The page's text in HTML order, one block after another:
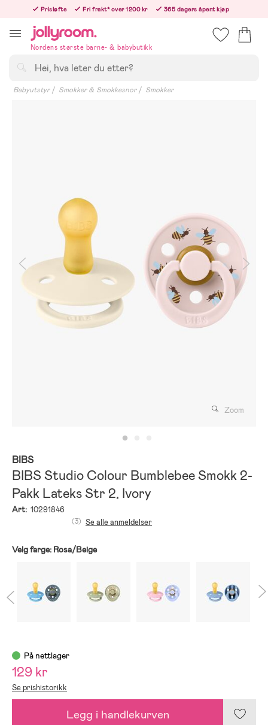
innehållet
Prisløfte Fri frakt* over 1200 kr
365 dagers åpent kjøp
Nordens største barne- & babybutikk
Babyutstyr Smokker & Smokkesnor Smokker
Zoom
BIBS
BIBS Studio Colour Bumblebee Smokk 2-
Pakk Lateks Str 2, Ivory
Art: 10291846
(3) Se alle anmeldelser
Velg farge: Rosa/Beige
På nettlager
129 kr
Se prishistorikk
Legg i handlekurven